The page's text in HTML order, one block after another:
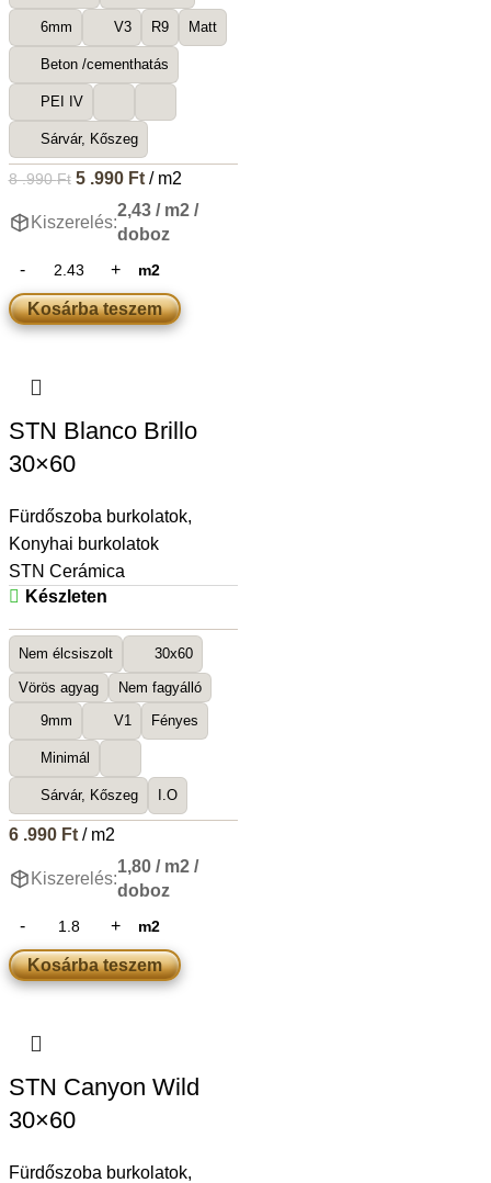
6mm V3 R9 Matt
Beton /cementhatás
PEI IV
Sárvár, Kőszeg
8 .990Ft 5 .990 Ft/ m2
Kiszerelés:
2,43 / m2 /
doboz
m2
Kosárba teszem
STN Blanco Brillo
30×60
Fürdőszoba burkolatok,
Konyhai burkolatok
STN Cerámica
Készleten
Nem élcsiszolt 30x60
Vörös agyag Nem fagyálló
9mm V1 Fényes
Minimál
Sárvár, Kőszeg I.O
6 .990 Ft/ m2
Kiszerelés:
1,80 / m2 /
doboz
m2
Kosárba teszem
STN Canyon Wild
30×60
Fürdőszoba burkolatok,